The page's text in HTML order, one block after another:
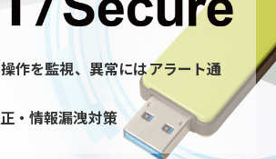
作を監視、異常にはアラート通
・情報漏洩対策
す。 また、MOT/secureと通信ができない
Secureへのお問い合わせ